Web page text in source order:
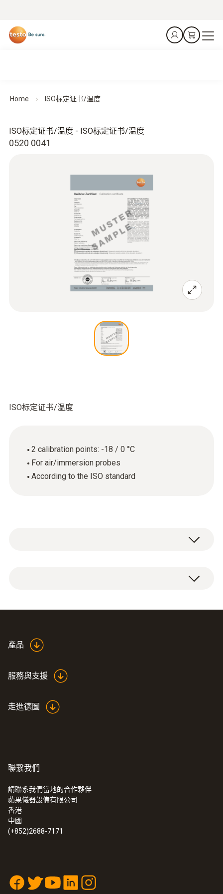
Home ISO标定证书/温度
0520 0041
ISO标定证书/温度 - ISO标定证书/温度
ISO标定证书/温度
2 calibration points: -18 / 0 °C
For air/immersion probes
According to the ISO standard
ISO temperature calibration certificate with 2
度计
產品
服務與支援
走進德圖
聯繫我們
請聯系我們當地的合作夥伴
蘋果儀器設備有限公司
香港
中國
(+852)2688-7171